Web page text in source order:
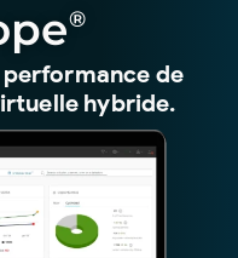
®
de
hybride.